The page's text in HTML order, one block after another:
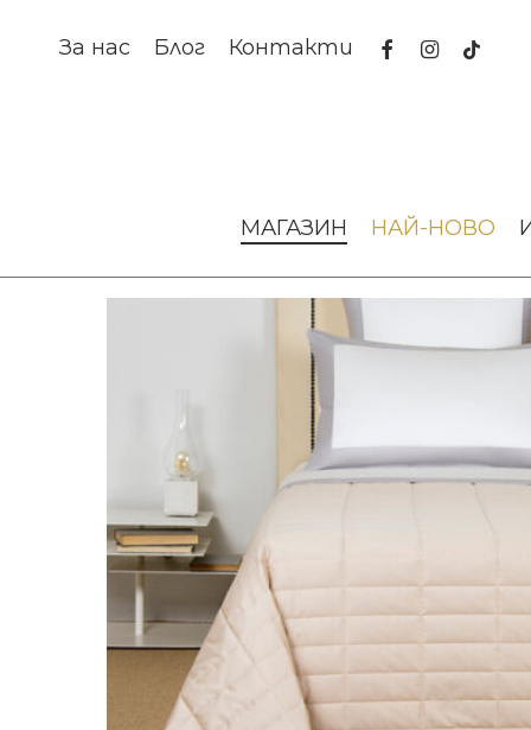
За нас Блог Контакти facebookinstagram
tiktok
МАГАЗИН НАЙ-НОВО